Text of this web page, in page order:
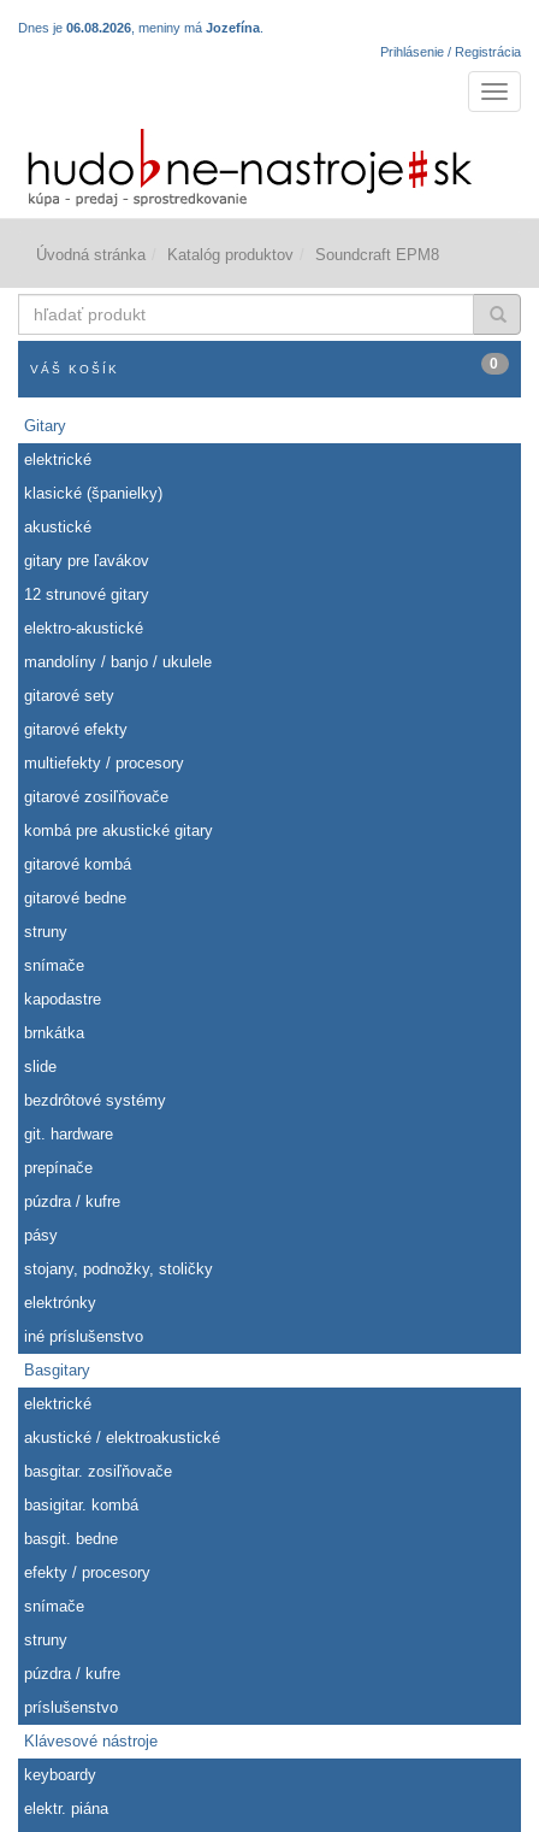
Dnes je 06.08.2026 , meniny má Jozefína
Prihlásenie / Registrácia
Úvodná stránka Katalóg produktov Soundcraft EPM8
produkt
VÁŠ KOŠÍK 0
Gitary
elektrické
klasické (španielky)
akustické
gitary pre ľavákov
12 strunové gitary
elektro-akustické
mandolíny / banjo / ukulele
gitarové sety
gitarové efekty
multiefekty / procesory
gitarové zosiľňovače
kombá pre akustické gitary
gitarové kombá
gitarové bedne
struny
snímače
kapodastre
brnkátka
slide
bezdrôtové systémy
git. hardware
prepínače
púzdra / kufre
pásy
stojany, podnožky, stoličky
elektrónky
iné príslušenstvo
Basgitary
elektrické
akustické / elektroakustické
basgitar. zosiľňovače
basigitar. kombá
basgit. bedne
efekty / procesory
snímače
struny
púzdra / kufre
príslušenstvo
Klávesové nástroje
keyboardy
elektr. piána